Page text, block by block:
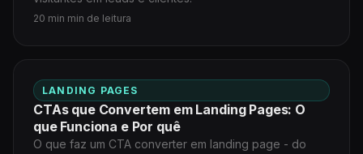
20 min min de leitura
LANDING PAGES
CTAs que Convertem em Landing Pages: O
que Funciona e Por quê
O que faz um CTA converter em landing page - do